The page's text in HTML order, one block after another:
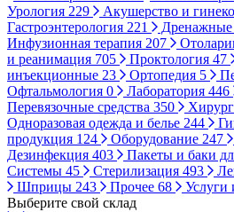
Урология 229 Акушерство и
Гастроэнтерология 221 Дренажные
Инфузионная терапия 207
и реанимация 705 Проктология 47
инъекционные 23 Ортопедия 5
Офтальмология 0 Лаборатория 446
Перевязочные средства 350
Одноразовая одежда и белье 244
продукция 124 Оборудование 247
Дезинфекция 403 Пакеты и баки
Системы 45 Стерилизация 493
Шприцы 243 Прочее 68 Услуги
Выберите свой склад